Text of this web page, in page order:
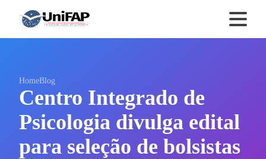
HomeBlog
Centro Integrado de
Psicologia divulga edital
para seleção de bolsistas